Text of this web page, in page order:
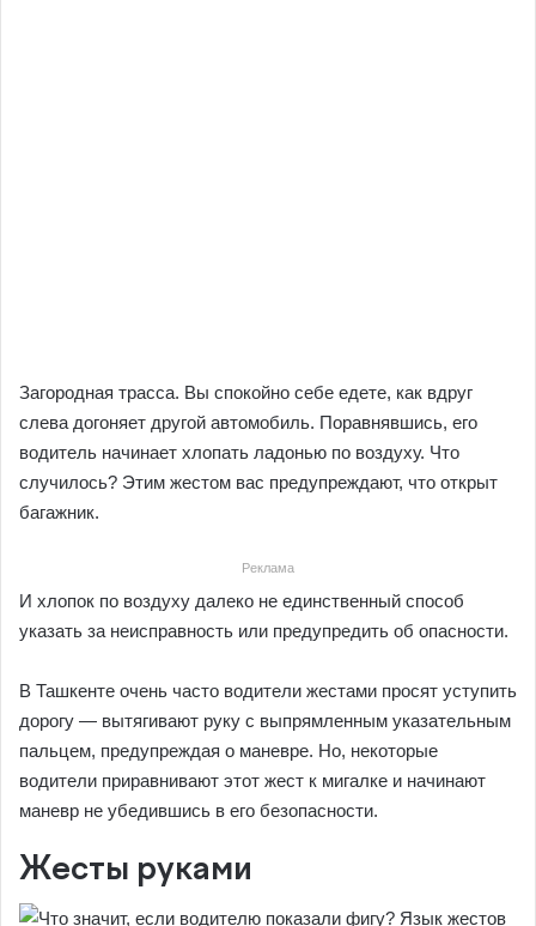
Загородная трасса. Вы спокойно себе едете, как вдруг
слева догоняет другой автомобиль. Поравнявшись, его
водитель начинает хлопать ладонью по воздуху. Что
случилось? Этим жестом вас предупреждают, что открыт
багажник.
Реклама
И хлопок по воздуху далеко не единственный способ
указать за неисправность или предупредить об опасности.
В Ташкенте очень часто водители жестами просят уступить
дорогу — вытягивают руку с выпрямленным указательным
пальцем, предупреждая о маневре. Но, некоторые
водители приравнивают этот жест к мигалке и начинают
маневр не убедившись в его безопасности.
Жесты руками